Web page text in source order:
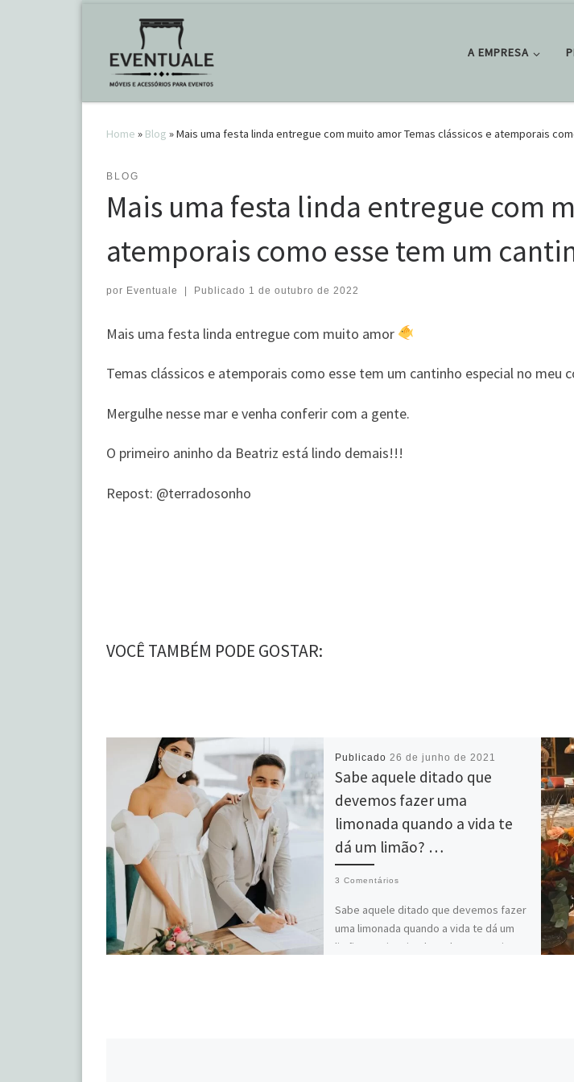
A EMPRESA
Home » Blog »Mais uma festa linda entregue com muito amor Temas clássicos e atemporais
BLOG
Mais uma festa linda entregue com
atemporais como esse tem um
por Eventuale | Publicado 1 de outubro de 2022
Mais uma festa linda entregue com muito amor
Temas clássicos e atemporais como esse tem um cantinho especial no meu
Mergulhe nesse mar e venha conferir com a gente.
O primeiro aninho da Beatriz está lindo demais!!!
Repost: @terradosonho
VOCÊ TAMBÉM PODE GOSTAR:
Publicado 26 de junho de 2021
Sabe aquele ditado que
devemos fazer uma
limonada quando a vida te
dá um limão? …
3 Comentários
Sabe aquele ditado que devemos fazer
uma limonada quando a vida te dá um
limão? A @jessicatbrandao aproveitou e